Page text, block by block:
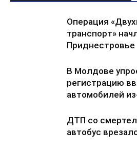
Операция
транспорт»
Приднестровье
В Молдове
регистрацию
автомобилей
ДТП со
автобус